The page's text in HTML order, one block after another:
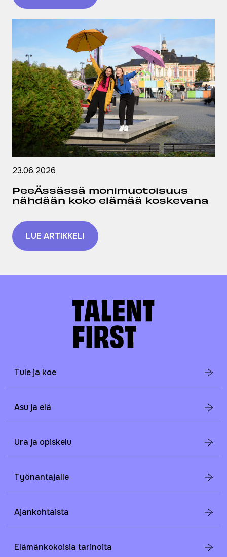
23.06.2026
PeeÄssässä monimuotoisuus
nähdään koko elämää koskevana
LUE ARTIKKELI
Tule ja koe
Asu ja elä
Ura ja opiskelu
Työnantajalle
Ajankohtaista
Elämänkokoisia tarinoita